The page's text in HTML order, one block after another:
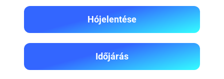
Hójelentése
Időjárás